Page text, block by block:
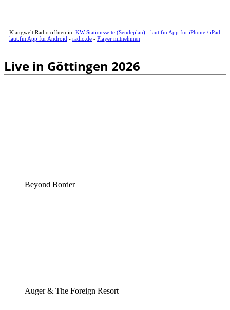
Klangwelt Radio öffnen in: KW Stationsseite (Sendeplan) - laut.fm App für iPhone / iPad -
laut.fm App für Android - radio.de - Player mitnehmen
Live in Göttingen 2026
Beyond Border
Auger & The Foreign Resort